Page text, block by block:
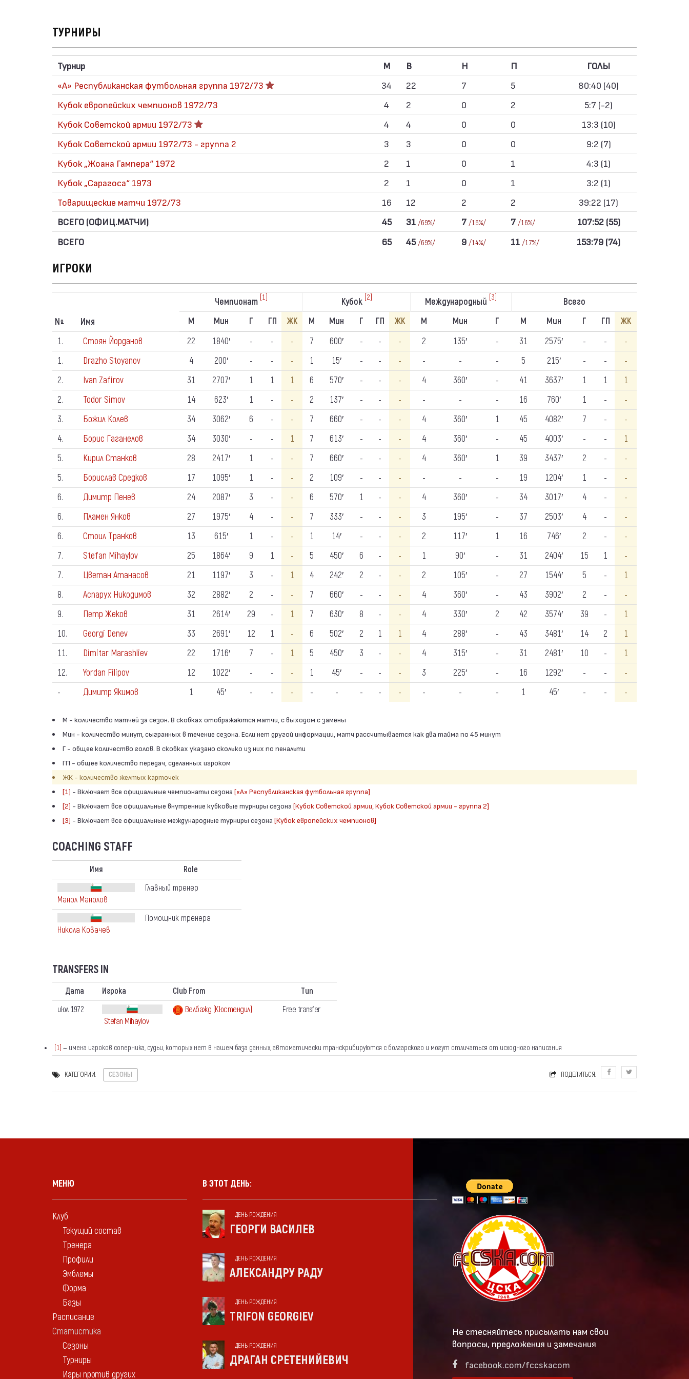
ТУРНИРЫ
Турнир M В Н П
ГОЛЫ
«А» Республиканская футбольная группа 1972/73
34 22 7 5
80:40 (40)
Кубок европейских чемпионов 1972/73
4 2 0 2
5:7 (-2)
Кубок Советской армии 1972/73
4 4 0 0
13:3 (10)
Кубок Советской армии 1972/73 - группа 2
3 3 0 0
9:2 (7)
Кубок „Жоана Гампера“ 1972
2 1 0 1
4:3 (1)
Кубок „Сарагоса“ 1973
2 1 0 1
3:2 (1)
Товарищеские матчи 1972/73
16 12 2 2
39:22 (17)
ВСЕГО (ОФИЦ.МАТЧИ)
45 31 /69%/ 7 /16%/ 7 /16%/
107:52 (55)
ВСЕГО
65 45/69%/ 9 /14%/ 11 /17%/ 153:79 (74)
ИГРОКИ
Nº Имя
Чемпионат [1] Кубок [2] Международный [3]
Всего
М
Мин Г ГП ЖК М Мин Г ГП ЖК М Мин Г М Мин Г ГП
ЖК
1.
Стоян Йорданов 22 1840′ - - - 7 600′ - - - 2 135′ - 31 2575′ - -
-
1.
Drazho Stoyanov 4 200′ - - - 1 15′ - - - - - - 5 215′ - -
-
2.
Ivan Zafirov 31 2707′ 1 1 1 6 570′ - - - 4 360′ - 41 3637′ 1 1
1
2.
Todor Simov 14 623′ 1 - - 2 137′ - - - - - - 16 760′ 1 -
-
3.
Божил Колев 34 3062′ 6 - - 7 660′ - - - 4 360′ 1 45 4082′ 7 -
-
4.
Борис Гаганелов 34 3030′ - - 1 7 613′ - - - 4 360′ - 45 4003′ - -
1
5.
Кирил Станков 28 2417′ 1 - - 7 660′ - - - 4 360′ 1 39 3437′ 2 -
-
5.
Борислав Средков 17 1095′ 1 - - 2 109′ - - - - - - 19 1204′ 1 -
-
6.
Димитр Пенев 24 2087′ 3 - - 6 570′ 1 - - 4 360′ - 34 3017′ 4 -
-
6.
Пламен Янков 27 1975′ 4 - - 7 333′ - - - 3 195′ - 37 2503′ 4 -
-
6.
Стоил Транков 13 615′ 1 - - 1 14′ - - - 2 117′ 1 16 746′ 2 -
-
7.
Stefan Mihaylov 25 1864′ 9 1 - 5 450′ 6 - - 1 90′ - 31 2404′ 15 1
-
7.
Цветан Атанасов 21 1197′ 3 - 1 4 242′ 2 - - 2 105′ - 27 1544′ 5 -
1
8.
Аспарух Никодимов 32 2882′ 2 - - 7 660′ - - - 4 360′ - 43 3902′ 2 -
-
9.
Петр Жеков 31 2614′ 29 - 1 7 630′ 8 - - 4 330′ 2 42 3574′ 39 -
1
10.
Georgi Denev 33 2691′ 12 1 - 6 502′ 2 1 1 4 288′ - 43 3481′ 14 2
1
11.
Dimitar Marashliev 22 1716′ 7 - 1 5 450′ 3 - - 4 315′ - 31 2481′ 10 -
1
12.
Yordan Filipov 12 1022′ - - - 1 45′ - - - 3 225′ - 16 1292′ - -
-
-
Димитр Якимов 1 45′ - - - - - - - - - - - 1 45′ - - -
М - количество матчей за сезон. В скобках отображаются матчи, с выходом с замены
Мин - количество минут, сыгранных в течение сезона. Если нет другой информации, матч рассчитывается как два тайма по 45 минут
Г - общее количество голов. В скобках указано сколько из них по пенальти
ГП - общее количество передач, сделанных игроком
ЖК - количество желтых карточек
[1] - Включает все официальные чемпионаты сезона [«А» Республиканская футбольная группа]
[2] - Включает все официальные внутренние кубковые турниры сезона [Кубок Советской армии, Кубок Советской армии - группа 2]
[3] - Включает все официальные международные турниры сезона [Кубок европейских чемпионов]
COACHING STAFF
Имя Role
Манол Манолов
Главный тренер
Никола Ковачев
Помощник тренера
TRANSFERS IN
Дата Игрока Club From
Тип
июл 1972
Stefan Mihaylov
Велбажд (Кюстендил) Free transfer
[1] — имена игроков соперника, судьи, которых нет в нашем база данных, автоматически транскрибируются с болгарского и могут отличаться от исходного написания
КАТЕГОРИИ: СЕЗОНЫ ПОДЕЛИТЬСЯ:
МЕНЮ
Клуб
Текущий состав
Тренера
Профили
Эмблемы
Форма
Базы
Расписание
Статистика
Сезоны
Турниры
Игры против других
В ЭТОТ ДЕНЬ:
ДЕНЬ РОЖДЕНИЯ
ГЕОРГИ ВАСИЛЕВ
ДЕНЬ РОЖДЕНИЯ
АЛЕКСАНДРУ РАДУ
ДЕНЬ РОЖДЕНИЯ
TRIFON GEORGIEV
ДЕНЬ РОЖДЕНИЯ
ДРАГАН СРЕТЕНИЙЕВИЧ
Не стесняйтесь присылать нам свои
вопросы, предложения и замечания
facebook.com/fccskacom